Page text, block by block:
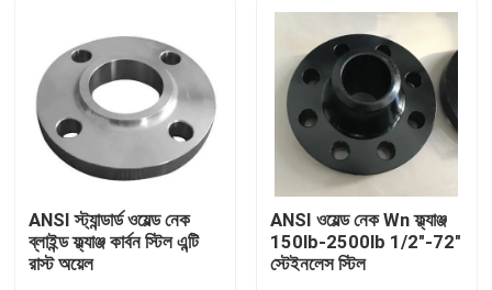
পণ্য
আমাদের সম্পর্কে
কারখানা ভ্রমণ
ANSI স্ট্যান্ডার্ড ওয়েল্ড নেক
ব্লাইন্ড ফ্ল্যাঞ্জ কার্বন স্টিল এন্টি
রাস্ট অয়েল
ANSI ওয়েল্ড নেক Wn ফ্ল্যাঞ্জ
150lb-2500lb 1/2"-72"
স্টেইনলেস স্টিল